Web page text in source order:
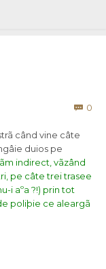
 0
când vine câte
duios pe
indirect, vãzând
pe câte trei trasee
i aºa ?!) prin tot
poliþie ce aleargã